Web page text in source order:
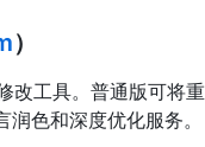
）
改工具。普通版可将
色和深度优化服务。